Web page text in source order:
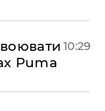
Puma
10:29